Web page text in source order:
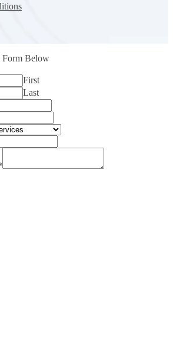
Form Below
First
Last